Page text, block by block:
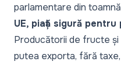
parlamentare din
UE, piață sigură
Producătorii de fructe și
putea exporta, fără